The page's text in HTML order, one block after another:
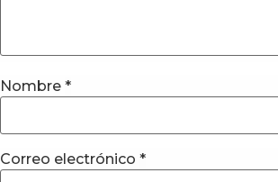
Nombre *
Correo electrónico *